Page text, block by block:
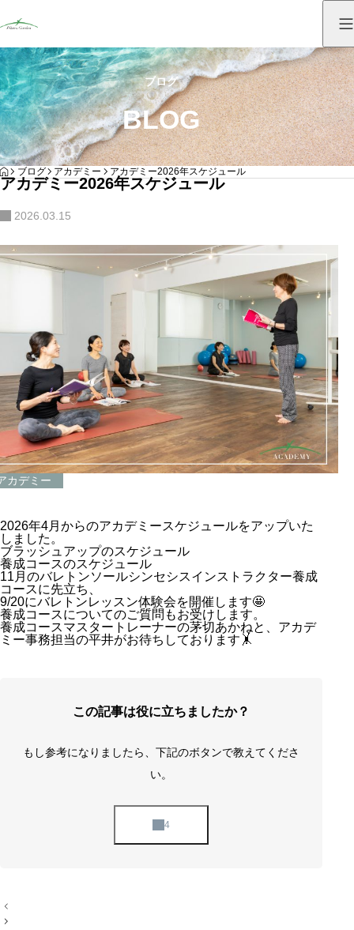
ブログ
BLOG
HOME
ブログ アカデミー アカデミー2026年スケジュール
アカデミー2026年スケジュール
2026.03.15
カデミー
2026年4月からのアカデミースケジュールをアップいた
しました。
ブラッシュアップのスケジュール
養成コースのスケジュール
11月のバレトンソールシンセシスインストラクター養成
コースに先立ち、
9/20にバレトンレッスン体験会を開催します🤩
養成コースについてのご質問もお受けします。
養成コースマスタートレーナーの茅切あかねと、アカデ
ミー事務担当の平井がお待ちしております🤸
この記事は役に立ちましたか？
もし参考になりましたら、下記のボタンで教えてくださ
い。
投
稿